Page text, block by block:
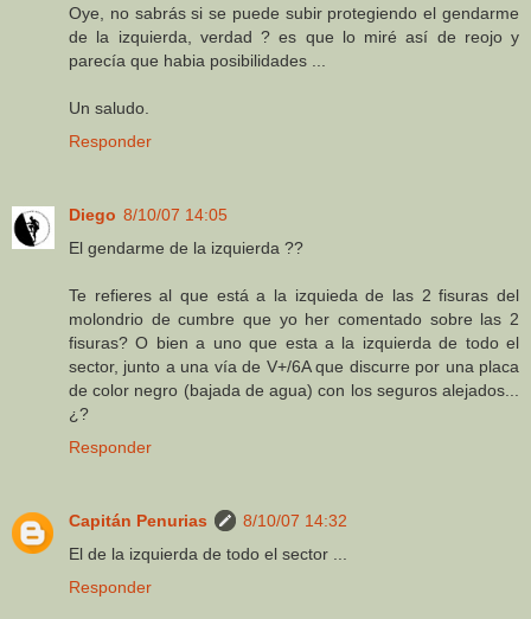
Oye, no sabrás si se puede subir protegiendo el gendarme
de la izquierda, verdad ? es que lo miré así de reojo y
parecía que habia posibilidades ...
Un saludo.
Responder
Diego 8/10/07 14:05
El gendarme de la izquierda ??
Te refieres al que está a la izquieda de las 2 fisuras del
molondrio de cumbre que yo her comentado sobre las 2
fisuras? O bien a uno que esta a la izquierda de todo el
sector, junto a una vía de V+/6A que discurre por una placa
de color negro (bajada de agua) con los seguros alejados...
¿?
Responder
Capitán Penurias
8/10/07 14:32
El de la izquierda de todo el sector ...
Responder